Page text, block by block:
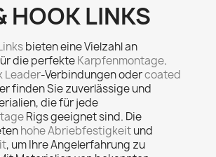
HOOK LINKS
bieten eine Vielzahl an
die perfekteKarpfenmontage.
Leader-Verbindungen odercoated
finden Sie zuverlässige und
die für jede
Rigs geeignet sind. Die
hohe Abriebfestigkeitund
, um Ihre Angelerfahrung zu